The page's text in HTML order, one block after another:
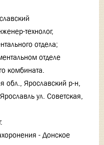
технолог,
отдела;
отделе
комбината.
обл., Ярославский р-н,
ул. Советская,
- Донское